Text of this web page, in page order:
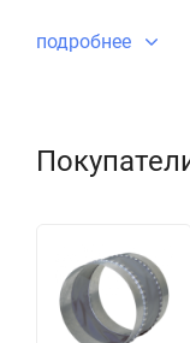
Крепление к
подробнее